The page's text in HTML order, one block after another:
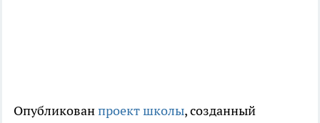
Опубликованпроект школы, созданный